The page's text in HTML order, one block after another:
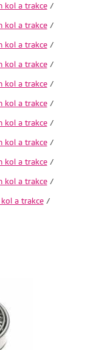
kol a trakce/
kol a trakce/
kol a trakce/
kol a trakce/
kol a trakce/
kol a trakce/
kol a trakce/
kol a trakce/
kol a trakce/
kol a trakce/
a trakce/